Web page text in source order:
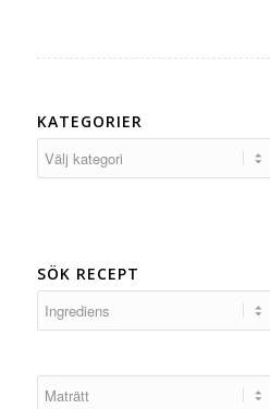
KATEGORIER
SÖK RECEPT